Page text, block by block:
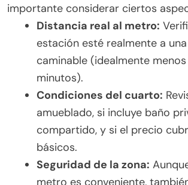
importante considerar ciertos
Distancia real al metro:
estación esté realmente a
caminable (idealmente menos
minutos).
Condiciones del cuarto:
amueblado, si incluye baño
compartido, y si el precio
básicos.
Seguridad de la zona:
metro es conveniente,